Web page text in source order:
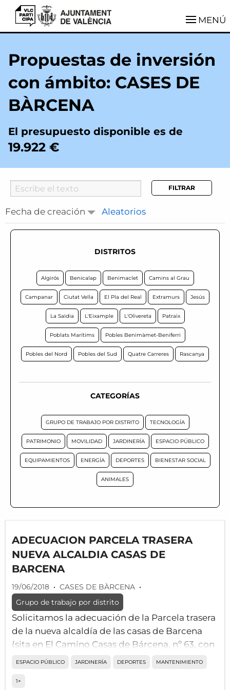
VLCParticipa MENÚ
Propuestas de inversión
con ámbito: CASES DE
BÀRCENA
El presupuesto disponible es de
19.922 €
Searcher
Fecha de creación Aleatorios
DISTRITOS
Algirós Benicalap Benimaclet Camins al Grau
Campanar Ciutat Vella El Pla del Real Extramurs Jesús
La Saïdia L'Eixample L'Olivereta Patraix
Poblats Marítims Pobles Benimàmet-Beniferri
Pobles del Nord Pobles del Sud Quatre Carreres Rascanya
CATEGORÍAS
GRUPO DE TRABAJO POR DISTRITO TECNOLOGÍA
PATRIMONIO MOVILIDAD JARDINERÍA ESPACIO PÚBLICO
EQUIPAMIENTOS ENERGÍA DEPORTES BIENESTAR SOCIAL
ANIMALES
ADECUACION PARCELA TRASERA
NUEVA ALCALDIA CASAS DE
BARCENA
19/06/2018 • CASES DE BÀRCENA •
Grupo de trabajo por distrito
Solicitamos la adecuación de la Parcela trasera
de la nueva alcaldía de las casas de Barcena
(sita en El Camino Casas de Bárcena, nº 63, con
el siguiente contenido:
ESPACIO PÚBLICO JARDINERÍA DEPORTES MANTENIMIENTO
1+